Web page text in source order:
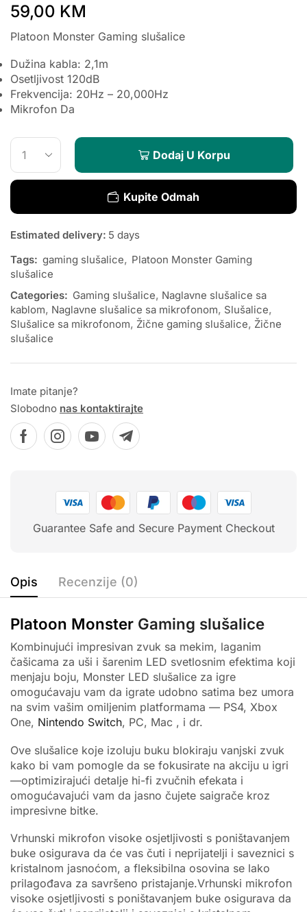
59,00 KM
Platoon Monster Gaming slušalice
Dužina kabla: 2,1m
Osetljivost 120dB
Frekvencija: 20Hz – 20,000Hz
Mikrofon Da
Dodaj U Korpu
Kupite Odmah
Estimated delivery: 5 days
Tags: gaming slušalice, Platoon Monster Gaming
slušalice
Categories: Gaming slušalice, Naglavne slušalice sa
kablom, Naglavne slušalice sa mikrofonom, Slušalice,
Slušalice sa mikrofonom, Žične gaming slušalice, Žične
slušalice
Imate pitanje?
Slobodno nas kontaktirajte
Guarantee Safe and Secure Payment Checkout
Opis Recenzije (0)
Platoon Monster Gaming slušalice
Kombinujući impresivan zvuk sa mekim, laganim
čašicama za uši i šarenim LED svetlosnim efektima koji
menjaju boju, Monster LED slušalice za igre
omogućavaju vam da igrate udobno satima bez umora
na svim vašim omiljenim platformama — PS4, Xbox
One, Nintendo Switch, PC, Mac , i dr.
Ove slušalice koje izoluju buku blokiraju vanjski zvuk
kako bi vam pomogle da se fokusirate na akciju u igri
—optimizirajući detalje hi-fi zvučnih efekata i
omogućavajući vam da jasno čujete saigrače kroz
impresivne bitke.
Vrhunski mikrofon visoke osjetljivosti s poništavanjem
buke osigurava da će vas čuti i neprijatelji i saveznici s
kristalnom jasnoćom, a fleksibilna osovina se lako
prilagođava za savršeno pristajanje.Vrhunski mikrofon
visoke osjetljivosti s poništavanjem buke osigurava da